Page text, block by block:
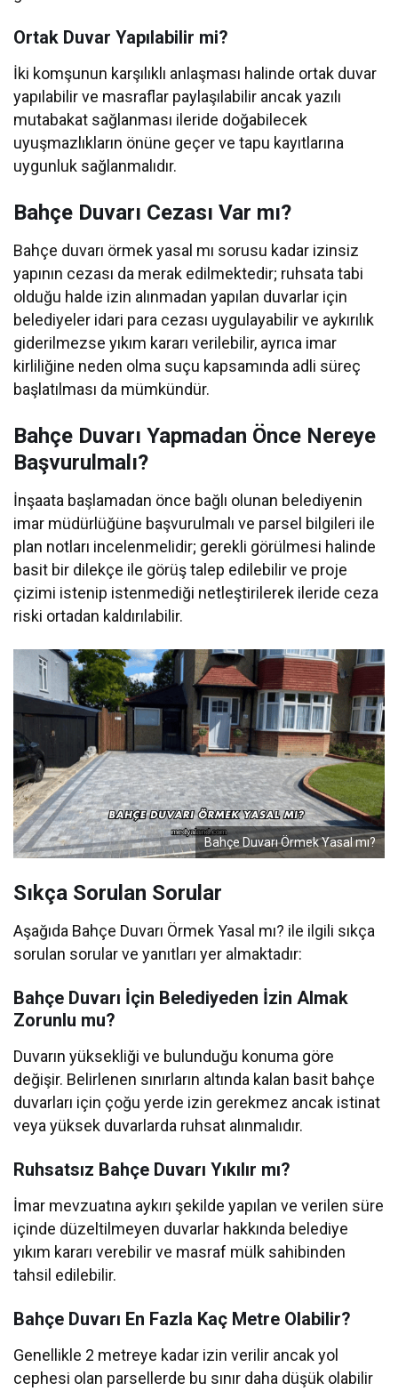
Ortak Duvar Yapılabilir mi?
İki komşunun karşılıklı anlaşması halinde ortak duvar
yapılabilir ve masraflar paylaşılabilir ancak yazılı
mutabakat sağlanması ileride doğabilecek
uyuşmazlıkların önüne geçer ve tapu kayıtlarına
uygunluk sağlanmalıdır.
Bahçe Duvarı Cezası Var mı?
Bahçe duvarı örmek yasal mı sorusu kadar izinsiz
yapının cezası da merak edilmektedir; ruhsata tabi
olduğu halde izin alınmadan yapılan duvarlar için
belediyeler idari para cezası uygulayabilir ve aykırılık
giderilmezse yıkım kararı verilebilir, ayrıca imar
kirliliğine neden olma suçu kapsamında adli süreç
başlatılması da mümkündür.
Bahçe Duvarı Yapmadan Önce Nereye
Başvurulmalı?
İnşaata başlamadan önce bağlı olunan belediyenin
imar müdürlüğüne başvurulmalı ve parsel bilgileri ile
plan notları incelenmelidir; gerekli görülmesi halinde
basit bir dilekçe ile görüş talep edilebilir ve proje
çizimi istenip istenmediği netleştirilerek ileride ceza
riski ortadan kaldırılabilir.
Bahçe Duvarı Örmek Yasal mı?
Sıkça Sorulan Sorular
Aşağıda Bahçe Duvarı Örmek Yasal mı? ile ilgili sıkça
sorulan sorular ve yanıtları yer almaktadır:
Bahçe Duvarı İçin Belediyeden İzin Almak
Zorunlu mu?
Duvarın yüksekliği ve bulunduğu konuma göre
değişir. Belirlenen sınırların altında kalan basit bahçe
duvarları için çoğu yerde izin gerekmez ancak istinat
veya yüksek duvarlarda ruhsat alınmalıdır.
Ruhsatsız Bahçe Duvarı Yıkılır mı?
İmar mevzuatına aykırı şekilde yapılan ve verilen süre
içinde düzeltilmeyen duvarlar hakkında belediye
yıkım kararı verebilir ve masraf mülk sahibinden
tahsil edilebilir.
Bahçe Duvarı En Fazla Kaç Metre Olabilir?
Genellikle 2 metreye kadar izin verilir ancak yol
cephesi olan parsellerde bu sınır daha düşük olabilir